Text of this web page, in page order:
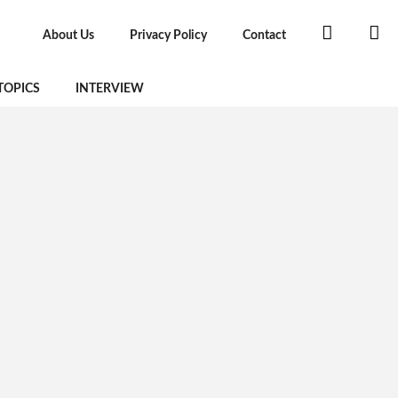
About Us Privacy Policy Contact
TOPICS INTERVIEW